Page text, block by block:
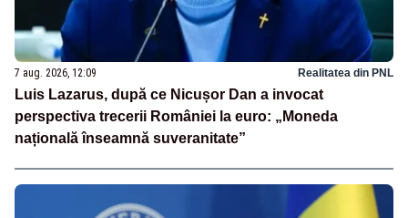
7 aug. 2026, 12:09 Realitatea din PNL
Luis Lazarus, după ce Nicușor Dan a invocat
perspectiva trecerii României la euro: „Moneda
națională înseamnă suveranitate”